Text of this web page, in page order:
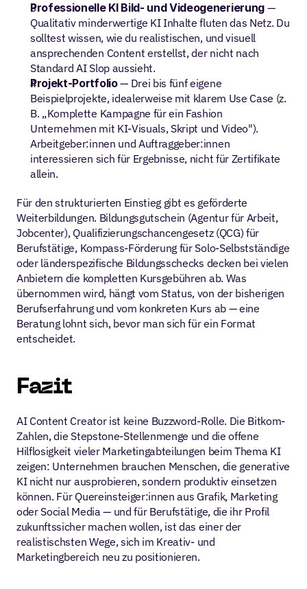
Professionelle KI Bild- und Videogenerierung —
Qualitativ minderwertige KI Inhalte fluten das Netz. Du
solltest wissen, wie du realistischen, und visuell
ansprechenden Content erstellst, der nicht nach
Standard AI Slop aussieht.
Projekt-Portfolio — Drei bis fünf eigene
Beispielprojekte, idealerweise mit klarem Use Case (z.
B. „Komplette Kampagne für ein Fashion
Unternehmen mit KI-Visuals, Skript und Video").
Arbeitgeber:innen und Auftraggeber:innen
interessieren sich für Ergebnisse, nicht für Zertifikate
allein.
Für den strukturierten Einstieg gibt es geförderte
Weiterbildungen. Bildungsgutschein (Agentur für Arbeit,
Jobcenter), Qualifizierungschancengesetz (QCG) für
Berufstätige, Kompass-Förderung für Solo-Selbstständige
oder länderspezifische Bildungsschecks decken bei vielen
Anbietern die kompletten Kursgebühren ab. Was
übernommen wird, hängt vom Status, von der bisherigen
Berufserfahrung und vom konkreten Kurs ab — eine
Beratung lohnt sich, bevor man sich für ein Format
entscheidet.
Fazit
AI Content Creator ist keine Buzzword-Rolle. Die Bitkom-
Zahlen, die Stepstone-Stellenmenge und die offene
Hilflosigkeit vieler Marketingabteilungen beim Thema KI
zeigen: Unternehmen brauchen Menschen, die generative
KI nicht nur ausprobieren, sondern produktiv einsetzen
können. Für Quereinsteiger:innen aus Grafik, Marketing
oder Social Media — und für Berufstätige, die ihr Profil
zukunftssicher machen wollen, ist das einer der
realistischsten Wege, sich im Kreativ- und
Marketingbereich neu zu positionieren.